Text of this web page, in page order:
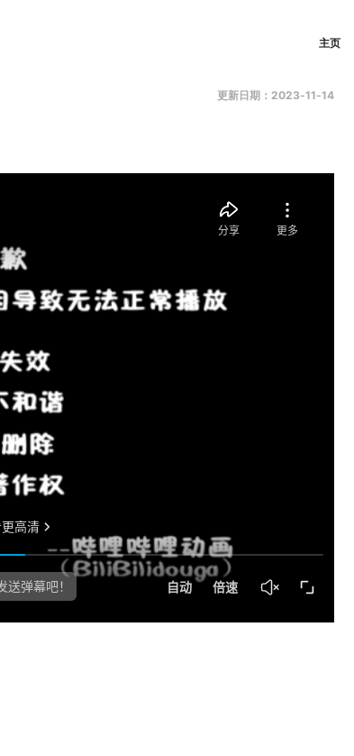
主页
更新日期：2023-11-14